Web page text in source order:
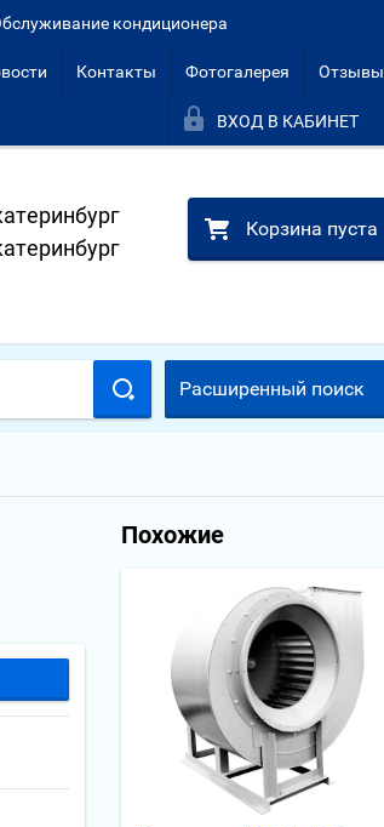
кондиционера
Контакты Фотогалерея Отзывы
ВХОД В КАБИНЕТ
Корзина пуста
Расширенный поиск
Похожие